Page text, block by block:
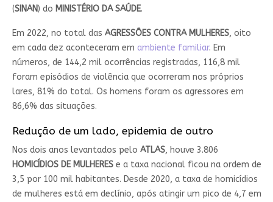
(SINAN) do MINISTÉRIO DA SAÚDE.
Em 2022, no total das AGRESSÕES CONTRA MULHERES, oito
em cada dez aconteceram em ambiente familiar. Em
números, de 144,2 mil ocorrências registradas, 116,8 mil
foram episódios de violência que ocorreram nos próprios
lares, 81% do total. Os homens foram os agressores em
86,6% das situações.
Redução de um lado, epidemia de outro
Nos dois anos levantados pelo ATLAS, houve 3.806
HOMICÍDIOS DE MULHERESe a taxa nacional ficou na ordem de
3,5 por 100 mil habitantes. Desde 2020, a taxa de homicídios
de mulheres está em declínio, após atingir um pico de 4,7 em